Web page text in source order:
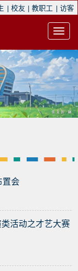
| 校友 | 教职工 | 访客
置会
活动之才艺大赛